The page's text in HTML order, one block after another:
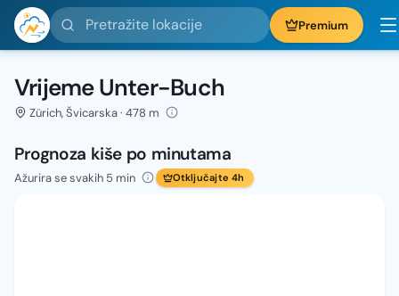
Pretražite lokacije Premium
Vrijeme Unter-Buch
Zürich, Švicarska · 478 m
Prognoza kiše po minutama
Ažurira se svakih 5 min Otključajte 4h